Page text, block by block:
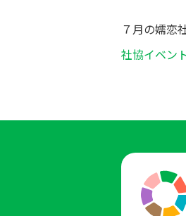
７月の嬬恋
社協イベン